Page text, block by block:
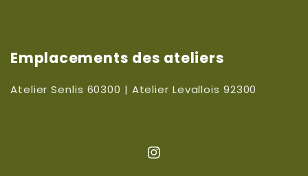
Emplacements des ateliers
Atelier Senlis 60300 | Atelier Levallois 92300
Instagram